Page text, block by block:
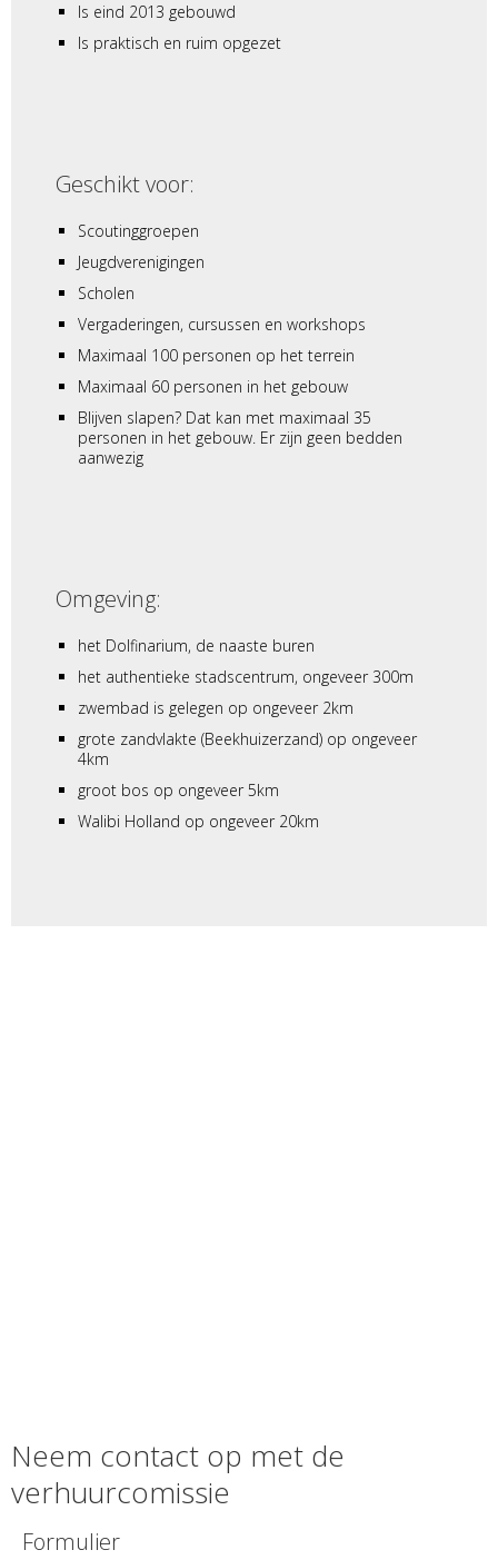
Is eind 2013 gebouwd
Is praktisch en ruim opgezet
Geschikt voor:
Scoutinggroepen
Jeugdverenigingen
Scholen
Vergaderingen, cursussen en workshops
Maximaal 100 personen op het terrein
Maximaal 60 personen in het gebouw
Blijven slapen? Dat kan met maximaal 35
personen in het gebouw. Er zijn geen bedden
aanwezig
Omgeving:
het Dolfinarium, de naaste buren
het authentieke stadscentrum, ongeveer 300m
zwembad is gelegen op ongeveer 2km
grote zandvlakte (Beekhuizerzand) op ongeveer
4km
groot bos op ongeveer 5km
Walibi Holland op ongeveer 20km
Neem contact op met de
verhuurcomissie
Formulier